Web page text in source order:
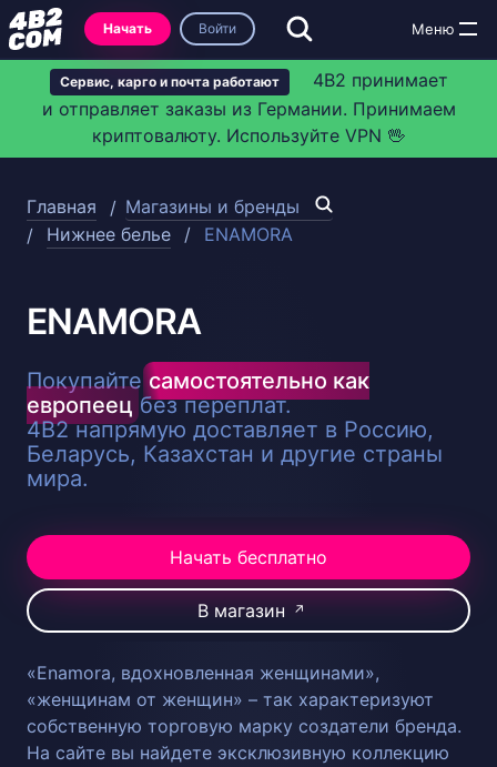
Сервис, карго и почта работают
4B2 принимает
и отправляет заказы из Германии. Принимаем
криптовалюту. Используйте VPN 🖖
Начать Войти
Главная
Магазины и бренды
Нижнее белье
ENAMORA
ENAMORA
Покупайтесамостоятельно как
европеец без переплат.
4B2 напрямую доставляет в Россию,
Беларусь, Казахстан и другие страны
мира.
Начать бесплатно
В магазин ↗
«Enamora, вдохновленная женщинами»,
«женщинам от женщин» – так характеризуют
собственную торговую марку создатели бренда.
На сайте вы найдете эксклюзивную коллекцию